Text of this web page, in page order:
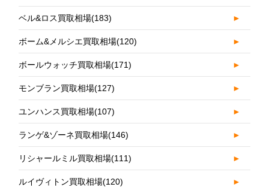
ベル&ロス買取相場(183) ►
ボーム&メルシエ買取相場(120) ►
ボールウォッチ買取相場(171) ►
モンブラン買取相場(127) ►
ユンハンス買取相場(107) ►
ランゲ&ゾーネ買取相場(146) ►
リシャールミル買取相場(111) ►
ルイヴィトン買取相場(120) ►